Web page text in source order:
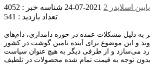
یایین اسلایدر 2 2021-07-24
شناسه خبر : 4052
تعداد بازدید : 541
به دلیل مشکلات عمده در حوزه دامداری، دام‌های
و این موضوع برای آینده تامین گوشت در کشور
می‌سازد و از طرفی دیگر به هیچ عنوان سیاست
توجه به قیمت تمام شده محصولات در تلطیف